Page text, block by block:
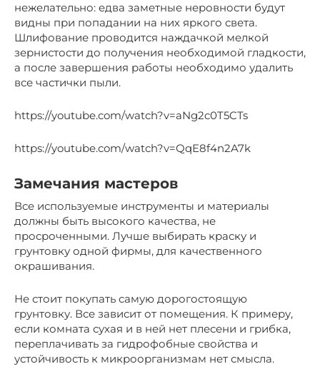
нежелательно: едва заметные неровности будут
видны при попадании на них яркого света.
Шлифование проводится наждачкой мелкой
зернистости до получения необходимой гладкости,
а после завершения работы необходимо удалить
все частички пыли.
https://youtube.com/watch?v=aNg2c0T5CTs
https://youtube.com/watch?v=QqE8f4n2A7k
Замечания мастеров
Все используемые инструменты и материалы
должны быть высокого качества, не
просроченными. Лучше выбирать краску и
грунтовку одной фирмы, для качественного
окрашивания.
Не стоит покупать самую дорогостоящую
грунтовку. Все зависит от помещения. К примеру,
если комната сухая и в ней нет плесени и грибка,
переплачивать за гидрофобные свойства и
устойчивость к микроорганизмам нет смысла.